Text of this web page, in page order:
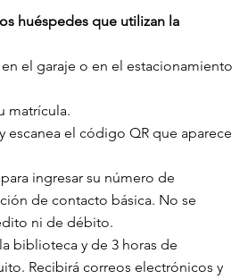
huéspedes que utilizan la
el garaje o en el estacionamiento
matrícula.
escanea el código QR que aparece
ingresar su número de
de contacto básica. No se
ni de débito.
biblioteca y de 3 horas de
Recibirá correos electrónicos y